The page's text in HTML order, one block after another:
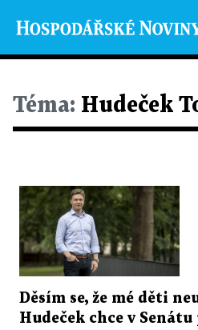
Téma: Hudeček
Děsím se, že mé děti
Hudeček chce v